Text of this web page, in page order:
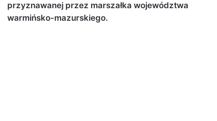
przyznawanej przez marszałka województwa
warmińsko-mazurskiego.